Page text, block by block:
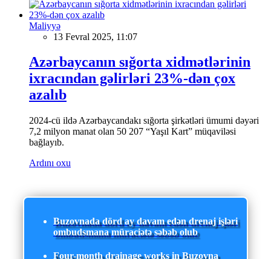
Maliyyə
13 Fevral 2025, 11:07
Azərbaycanın sığorta xidmətlərinin
ixracından gəlirləri 23%-dən çox
azalıb
2024-cü ildə Azərbaycandakı sığorta şirkətləri ümumi dəyəri
7,2 milyon manat olan 50 207 “Yaşıl Kart” müqaviləsi
bağlayıb.
Ardını oxu
Buzovnada dörd ay davam edən drenaj işləri
ombudsmana müraciətə səbəb olub
Four-month drainage works in Buzovna